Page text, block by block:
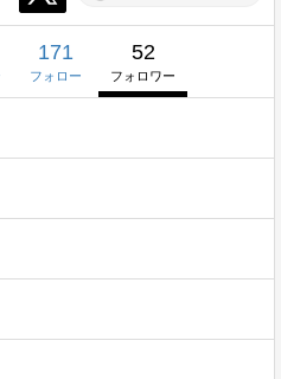
171
フォロー
52
フォロワー